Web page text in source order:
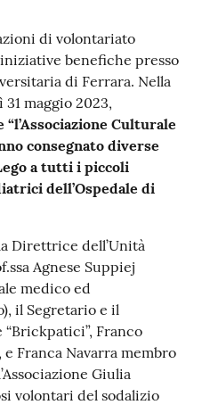
di volontariato
benefiche presso
di Ferrara. Nella
maggio 2023,
“l’Associazione Culturale
consegnato diverse
a tutti i piccoli
dell’Ospedale di
Direttrice dell’Unità
Agnese Suppiej
medico ed
il Segretario e il
“Brickpatici”, Franco
Franca Navarra membro
Giulia
volontari del sodalizio